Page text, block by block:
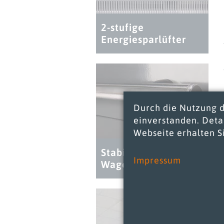
2-stufige
Energiesparlüfter
Stabiler Edelstahl-
Wagenabweiser
Durch die Nutzung
einverstanden.
Webseite erhalten
Impressum